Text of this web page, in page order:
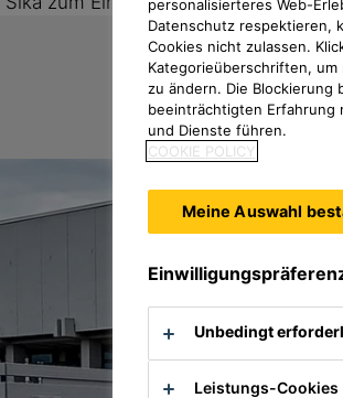
personalisierteres Web-
Datenschutz respektieren,
Cookies nicht zulassen.
Kategorieüberschriften,
zu ändern. Die Blockierung
beeinträchtigten Erfahrung
und Dienste führen.
COOKIE POLICY
Meine Auswahl
Unbedingt
Leistungs-Cookies